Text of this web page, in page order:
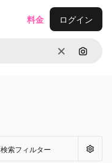
消去 画像で
料金 ログイン
検索フィルター